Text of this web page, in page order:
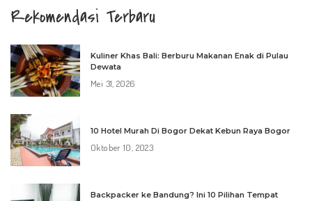
Rekomendasi Terbaru
Kuliner Khas Bali: Berburu Makanan Enak di Pulau
Dewata
Mei 31, 2026
10 Hotel Murah Di Bogor Dekat Kebun Raya Bogor
Oktober 10, 2023
Backpacker ke Bandung? Ini 10 Pilihan Tempat